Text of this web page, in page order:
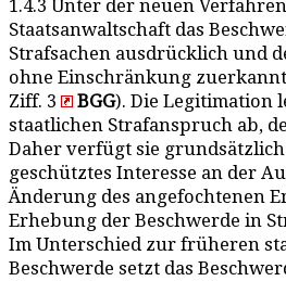
1.4.3 Unter der neuen
Staatsanwaltschaft das
Strafsachen ausdrücklich und
ohne Einschränkung
Ziff. 3
BGG). Die Legitimation
staatlichen Strafanspruch ab,
Daher verfügt sie
geschütztes Interesse an der
Änderung des angefochtenen
Erhebung der Beschwerde in
Im Unterschied zur früheren
Beschwerde setzt das